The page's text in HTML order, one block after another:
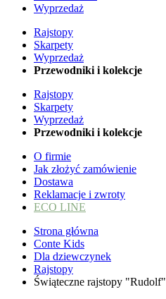
Wyprzedaż
Rajstopy
Skarpety
Wyprzedaż
Przewodniki i kolekcje
Rajstopy
Skarpety
Wyprzedaż
Przewodniki i kolekcje
O firmie
Jak złożyć zamówienie
Dostawa
Reklamacje i zwroty
ECO LINE
Strona główna
Conte Kids
Dla dziewczynek
Rajstopy
Świąteczne rajstopy "Rudolf"